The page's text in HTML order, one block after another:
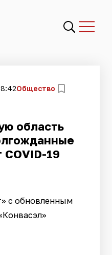
Общество
область
19
с обновленным